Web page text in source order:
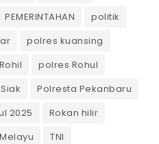
PEMERINTAHAN
politik
polres kuansing
polres Rohul
Polresta Pekanbaru
2025
Rokan hilir
TNI